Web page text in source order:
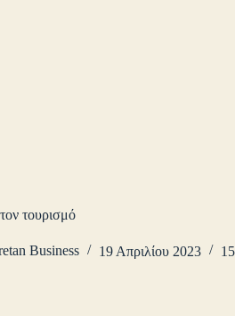
τουρισμό
Business 19 Απριλίου 2023